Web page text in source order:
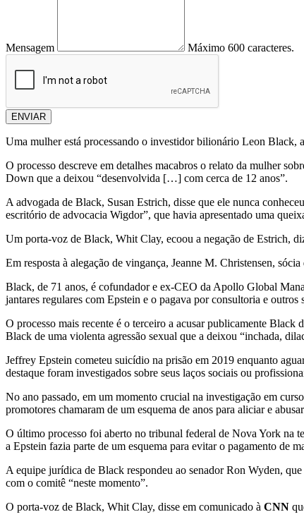
Mensagem Máximo 600 caracteres.
ENVIAR
Uma mulher está processando o investidor bilionário Leon Black,
O processo descreve em detalhes macabros o relato da mulher
Down que a deixou “desenvolvida […] com cerca de 12 anos”.
A advogada de Black, Susan Estrich, disse que ele nunca
escritório de advocacia Wigdor”, que havia apresentado uma
Um porta-voz de Black, Whit Clay, ecoou a negação de Estrich,
Em resposta à alegação de vingança, Jeanne M. Christensen,
Black, de 71 anos, é cofundador e ex-CEO da Apollo Global
jantares regulares com Epstein e o pagava por consultoria e
O processo mais recente é o terceiro a acusar publicamente Black
Black de uma violenta agressão sexual que a deixou “inchada,
Jeffrey Epstein cometeu suicídio na prisão em 2019 enquanto
destaque foram investigados sobre seus laços sociais ou
No ano passado, em um momento crucial na investigação em
promotores chamaram de um esquema de anos para aliciar e
O último processo foi aberto no tribunal federal de Nova York na
a Epstein fazia parte de um esquema para evitar o pagamento de
A equipe jurídica de Black respondeu ao senador Ron Wyden,
com o comitê “neste momento”.
O porta-voz de Black, Whit Clay, disse em comunicado à CNN